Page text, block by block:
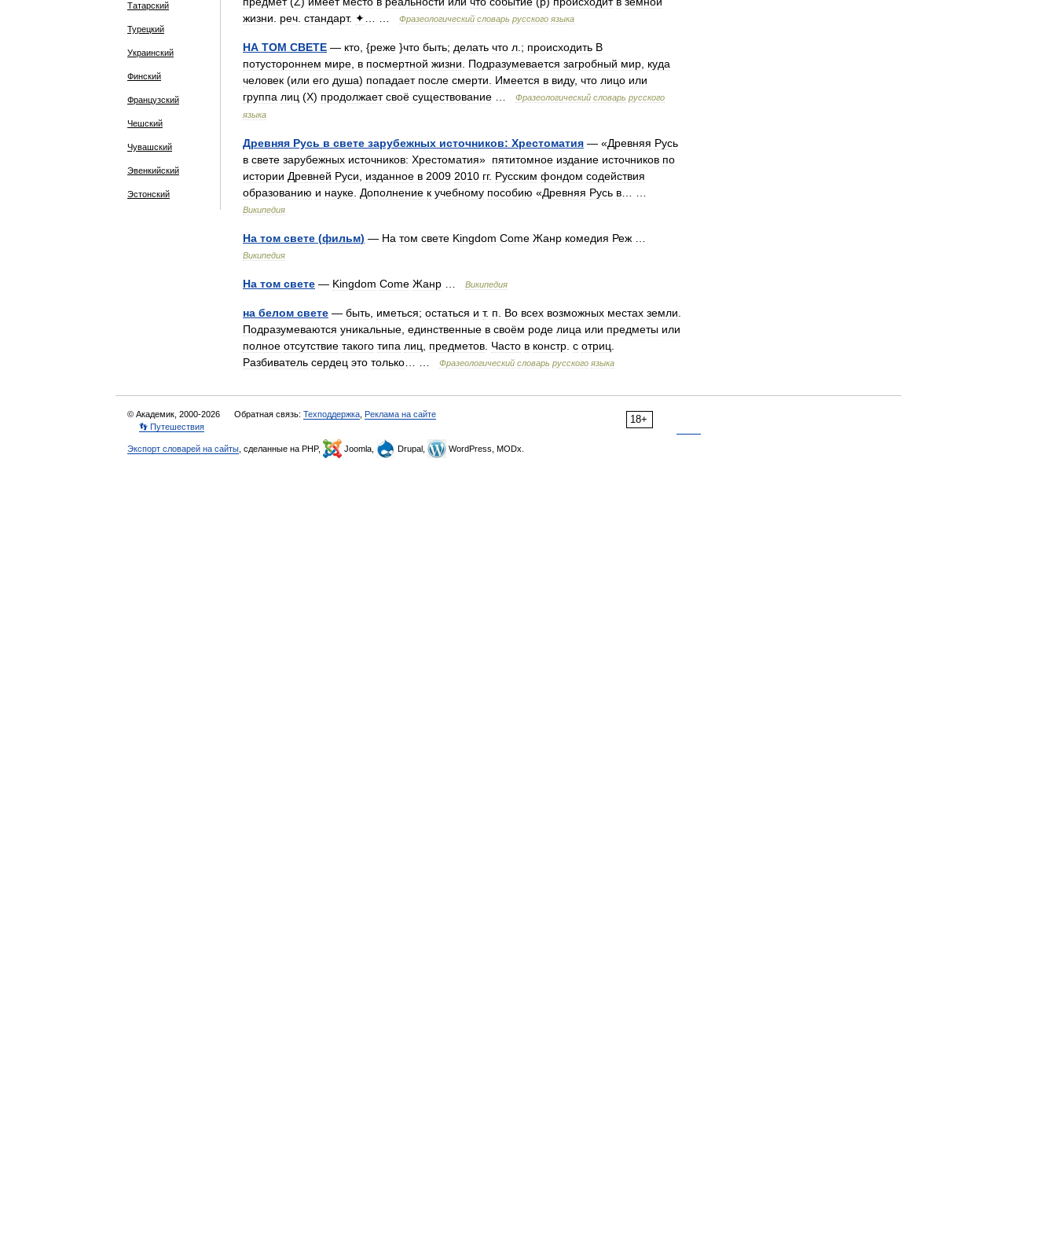
Татарский
Турецкий
Украинский
Финский
Французский
Чешский
Чувашский
Эвенкийский
Эстонский
жизни
реч стандарт. ✦ Фразеологический словарь русского языка
НА ТОМ СВЕТЕ — кто , {реже }что быть; делать что л .; происходить В
потустороннем мире в посмертной жизни Подразумевается загробный мир куда
человек (или его душа) попадает после смерти Имеется в виду, что лицо или
группа лиц (X) продолжает своё существование Фразеологический словарь русского
языка
Древняя Русь в свете зарубежных источников: Хрестоматия — «Древняя Русь
в свете зарубежных источников: Хрестоматия» пятитомное издание источников по
истории Древней Руси изданное в 2009 2010 гг. Русским фондом содействия
образованию и науке Дополнение к учебному пособию «Древняя Русь в
Википедия
На том свете (фильм) — На том свете Kingdom Come Жанр комедия Реж
Википедия
На том свете — Kingdom Come Жанр Википедия
на белом свете — быть иметься; остаться и т. п Во всех возможных местах земли
Подразумеваются уникальные единственные в своём роде лица или предметы или
полное отсутствие такого типа лиц предметов Часто в констр с отриц
Разбиватель сердец это только Фразеологический словарь русского языка
18+
© Академик, 2000-2026 Обратная связь: Техподдержка Реклама на сайте
👣 Путешествия
Экспорт словарей на сайты , сделанные на PHP, Joomla, Drupal, WordPress, MODx.